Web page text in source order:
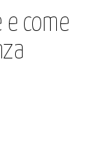
e come